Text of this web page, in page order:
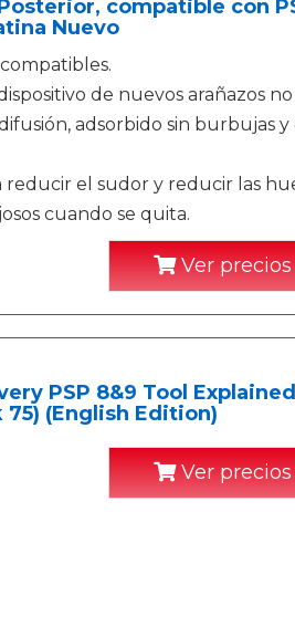
compatible con
Nuevo
de nuevos arañazos no
adsorbido sin burbujas
el sudor y reducir las
cuando se quita.
Ver
PSP 8&9 Tool
75) (English Edition)
Ver